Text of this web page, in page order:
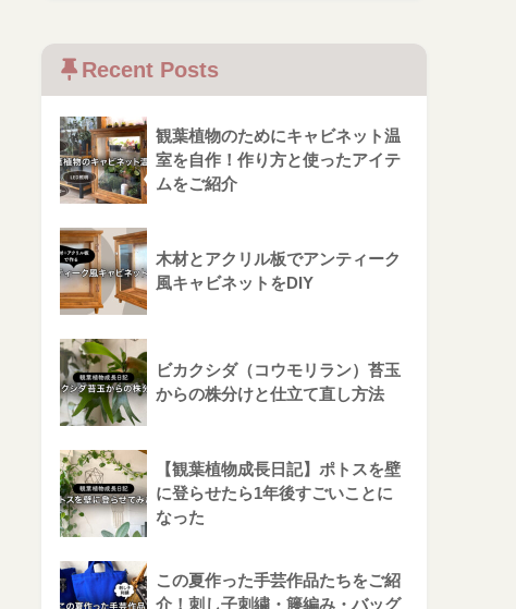
Recent Posts
観葉植物のためにキャビネット温
室を自作！作り方と使ったアイテ
ムをご紹介
木材とアクリル板でアンティーク
風キャビネットをDIY
ビカクシダ（コウモリラン）苔玉
からの株分けと仕立て直し方法
【観葉植物成長日記】ポトスを壁
に登らせたら1年後すごいことに
なった
この夏作った手芸作品たちをご紹
介！刺し子刺繍・籐編み・バッグ